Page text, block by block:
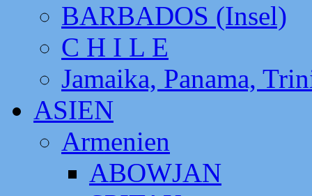
BARBADOS (Insel)
C H I L E
Jamaika, Panama,
ASIEN
Armenien
ABOWJAN